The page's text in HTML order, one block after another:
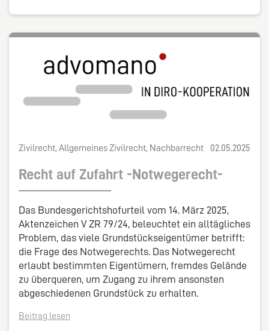
Zivilrecht, Allgemeines Zivilrecht, Nachbarrecht 02.05.2025
Recht auf Zufahrt -Notwegerecht-
Das Bundesgerichtshofurteil vom 14. März 2025,
Aktenzeichen V ZR 79/24, beleuchtet ein alltägliches
Problem, das viele Grundstückseigentümer betrifft:
die Frage des Notwegerechts. Das Notwegerecht
erlaubt bestimmten Eigentümern, fremdes Gelände
zu überqueren, um Zugang zu ihrem ansonsten
abgeschiedenen Grundstück zu erhalten.
Beitrag lesen